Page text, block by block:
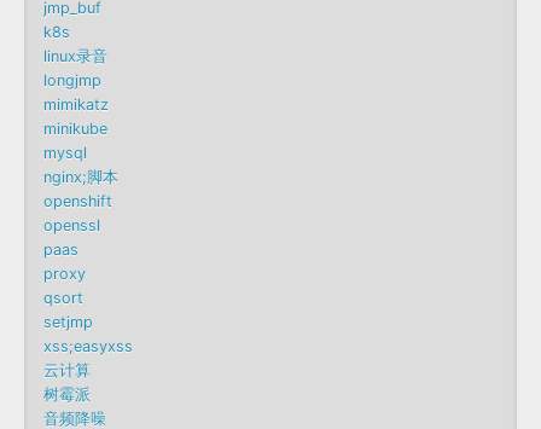
jmp_buf
k8s
linux录音
longjmp
mimikatz
minikube
mysql
nginx;脚本
openshift
openssl
paas
proxy
qsort
setjmp
xss;easyxss
云计算
树霉派
音频降噪